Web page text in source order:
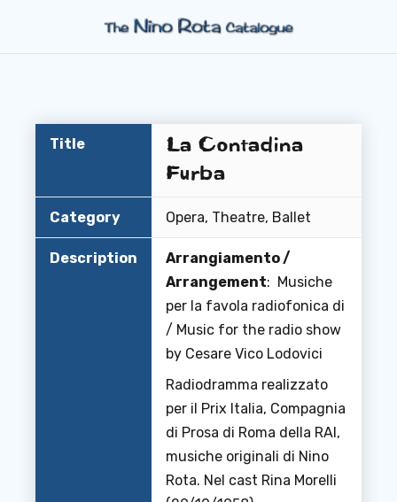
Title
La Contadina
Furba
Category Opera, Theatre, Ballet
Description
Arrangiamento /
Arrangement: Musiche
per la favola radiofonica di
/ Music for the radio show
by Cesare Vico Lodovici
Radiodramma realizzato
per il Prix Italia, Compagnia
di Prosa di Roma della RAI,
musiche originali di Nino
Rota. Nel cast Rina Morelli